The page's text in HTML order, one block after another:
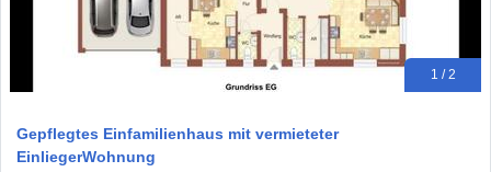
1 / 2
Gepflegtes Einfamilienhaus mit vermieteter
EinliegerWohnung